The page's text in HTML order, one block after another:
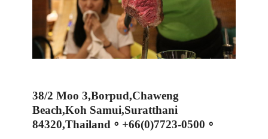
38/2 Moo 3,Borpud,Chaweng
Beach,Koh Samui,Suratthani
84320,Thailand 。 +66(0)7723-0500 。